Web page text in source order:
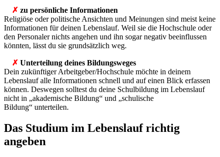
✗ zu persönliche Informationen
Religiöse oder politische Ansichten und Meinungen sind meist keine
Informationen für deinen Lebenslauf. Weil sie die Hochschule oder
den Personaler nichts angehen und ihn sogar negativ beeinflussen
könnten, lässt du sie grundsätzlich weg.
✗ Unterteilung deines Bildungsweges
Dein zukünftiger Arbeitgeber/Hochschule möchte in deinem
Lebenslauf alle Informationen schnell und auf einen Blick erfassen
können. Deswegen solltest du deine Schulbildung im Lebenslauf
nicht in „akademische Bildung“ und „schulische
Bildung“ unterteilen.
Das Studium im Lebenslauf richtig
angeben